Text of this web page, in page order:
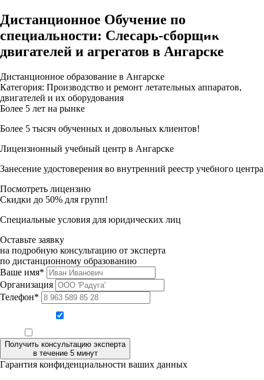
Дистанционное Обучение по
специальности: Слесарь-сборщик
двигателей и агрегатов в Ангарске
Дистанционное образование в Ангарске
Категория: Производство и ремонт летательных аппаратов,
двигателей и их оборудования
Более 5 лет на рынке
Более 5 тысяч обученных и довольных клиентов!
Лицензионный учебный центр в Ангарске
Занесение удостоверения во внутренний реестр учебного центра
Посмотреть лицензию
Скидки до 50% для групп!
Специальные условия для юридических лиц
Оставьте заявку
на подробную консультацию от эксперта
по дистанционному образованию
Ваше имя*
Организация
Телефон*
Получить консультацию эксперта
в течение 5 минут
Гарантия конфиденциальности ваших данных